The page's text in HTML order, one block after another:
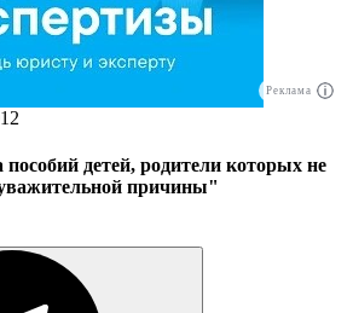
Реклама
детей, родители которых не
причины"